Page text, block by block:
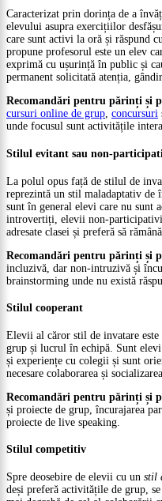
Caracterizat prin dorința de a
elevului asupra exercițiilor
care sunt activi la oră și răspund
propune profesorul este un elev
exprimă cu ușurință în public și
permanent solicitată atenția,
Recomandări pentru părinți și
cursuri online de grup, concursuri
unde focusul sunt activitățile
Stilul evitant sau non-
La polul opus față de stilul de
reprezintă un stil maladaptativ de
sunt în general elevi care nu sunt
introvertiți, elevii non-participativi
adresate clasei și preferă să
Recomandări pentru părinți și
incluzivă, dar non-intruzivă și
brainstorming unde nu există
Stilul cooperant
Elevii al căror stil de invatare
grup și lucrul în echipă. Sunt elevi
și experiențe cu colegii și sunt
necesare colaborarea și
Recomandări pentru părinți și
și proiecte de grup, încurajarea
proiecte de live speaking.
Stilul competitiv
Spre deosebire de elevii cu un stil
deși preferă activitățile de grup,